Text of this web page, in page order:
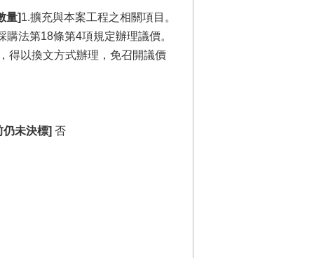
量]1.擴充與本案工程之相關項目。
法第18條第4項規定辦理議價。
得以換文方式辦理，免召開議價
未決標] 否